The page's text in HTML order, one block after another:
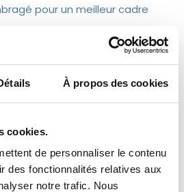
À propos des cookies
cookies.
de personnaliser le contenu
des fonctionnalités relatives aux
notre trafic. Nous
pour un meilleur cadre
12 mètres
les oiseaux